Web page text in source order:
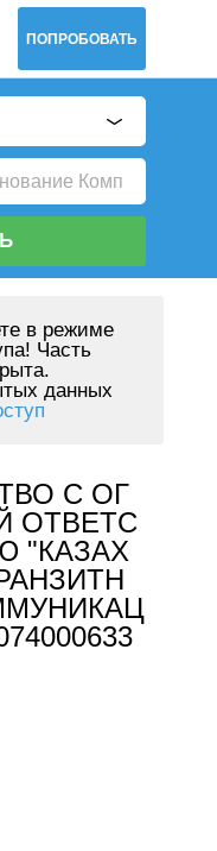
ПОПРОБОВАТЬ
в режиме
Часть
данных
С ОГ
ОТВЕТС
"КАЗАХ